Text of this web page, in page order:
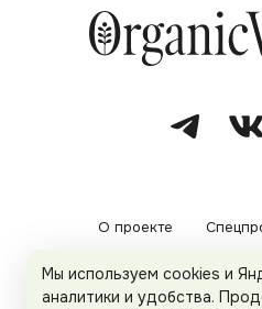
О проекте
Рекламодателям
Мы используем cookies и
аналитики и удобства.